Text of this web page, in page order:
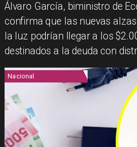
Álvaro García, biministro de
confirma que las nuevas
la luz podrían llegar a los
destinados a la deuda con
Nacional